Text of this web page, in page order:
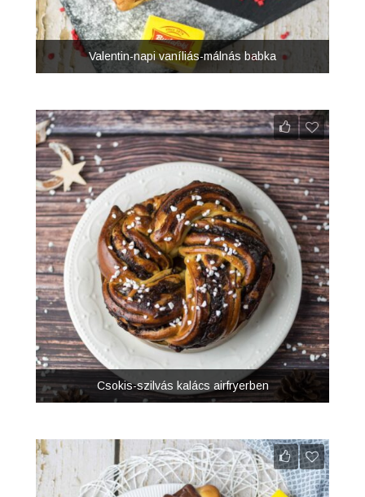
Valentin-napi vaníliás-málnás babka
Csokis-szilvás kalács airfryerben